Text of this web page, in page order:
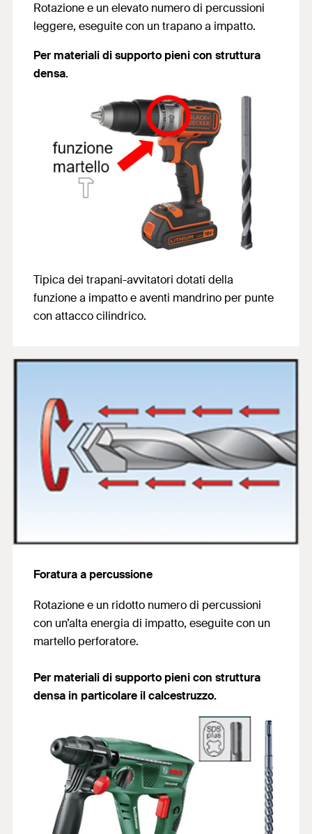
Rotazione e un elevato numero di percussioni
leggere, eseguite con un trapano a impatto.
Per materiali di supporto pieni con struttura
densa.
Tipica dei trapani-avvitatori dotati della
funzione a impatto e aventi mandrino per punte
con attacco cilindrico.
Foratura a percussione
Rotazione e un ridotto numero di percussioni
con un’alta energia di impatto, eseguite con un
martello perforatore.
Per materiali di supporto pieni con struttura
densa in particolare il calcestruzzo.